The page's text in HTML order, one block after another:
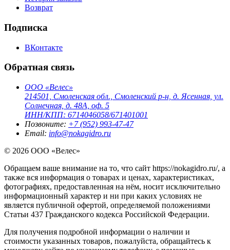
Возврат
Подписка
ВКонтакте
Обратная связь
ООО «Велес»
214501, Смоленская обл., Смоленский р-н, д. Ясенная, ул.
Солнечная, д. 48А, оф. 5
ИНН/КПП: 6714046058/671401001
Позвоните: +7 (952) 993-47-47
Email: info@nokagidro.ru
© 2026 ООО «Велес»
Обращаем ваше внимание на то, что сайт https://nokagidro.ru/, а
также вся информация о товарах и ценах, характеристиках,
фотографиях, предоставленная на нём, носит исключительно
информационный характер и ни при каких условиях не
является публичной офертой, определяемой положениями
Статьи 437 Гражданского кодекса Российской Федерации.
Для получения подробной информации о наличии и
стоимости указанных товаров, пожалуйста, обращайтесь к